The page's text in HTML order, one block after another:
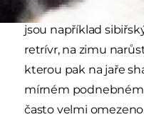
vytápěných domů.
jsou například
retrívr, na zimu
kterou pak na jaře
mírném podnebném
často velmi